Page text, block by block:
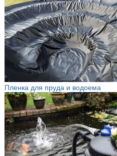
Пленка для пруда и водоема